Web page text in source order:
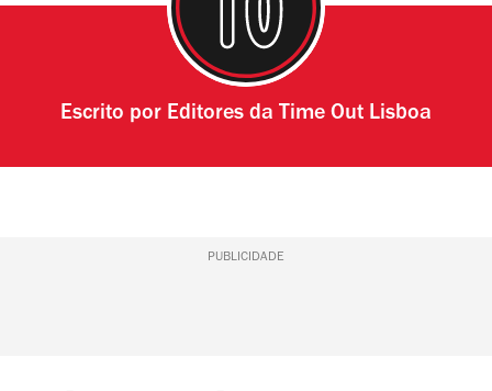
Escrito por Editores da Time Out Lisboa
PUBLICIDADE